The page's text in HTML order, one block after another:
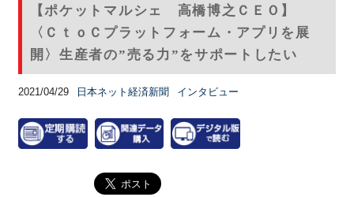
【ポケットマルシェ 高橋博之ＣＥＯ】
〈ＣｔｏＣプラットフォーム・アプリを展
開〉生産者の”売る力”をサポートしたい
2021/04/29 日本ネット経済新聞 インタビュー